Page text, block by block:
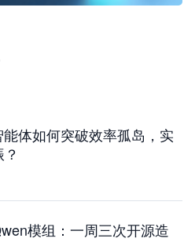
工作台
体如何突破效率孤岛，实
模组：一周三次开源造